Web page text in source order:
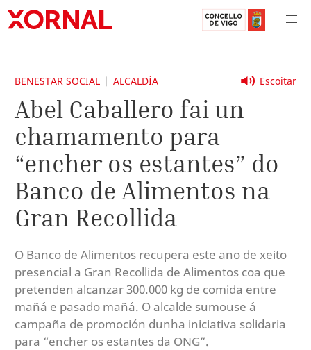
Escoitar
BENESTAR SOCIAL ALCALDÍA
Abel Caballero fai un
chamamento para
“encher os estantes” do
Banco de Alimentos na
Gran Recollida
O Banco de Alimentos recupera este ano de xeito
presencial a Gran Recollida de Alimentos coa que
pretenden alcanzar 300.000 kg de comida entre
mañá e pasado mañá. O alcalde sumouse á
campaña de promoción dunha iniciativa solidaria
para “encher os estantes da ONG”.